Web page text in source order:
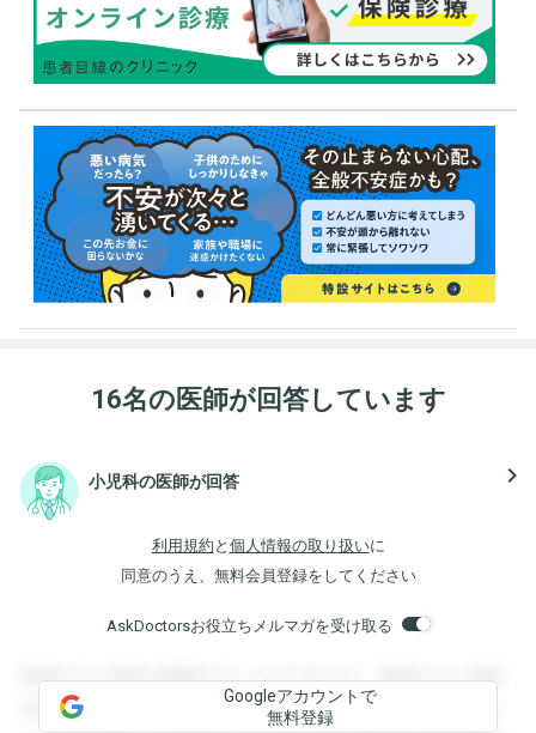
16名の医師が回答しています
小児科の医師が回答 navigate_next
利用規約 と 個人情報の取り扱いに
同意のうえ、無料会員登録をしてください
AskDoctorsお役立ちメルマガを受け取る
登録すると回答を閲覧することができます。登録すると回答
を閲覧することができます。登録すると回答を閲覧すること
Googleアカウントで
無料登録